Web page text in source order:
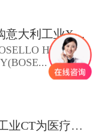
卡尔蔡司收购意大利工业X射线系统...
HIGH
蔡司三坐标 工业CT为医疗产品质...